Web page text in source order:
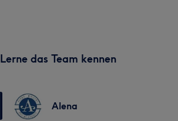
Lerne das Team kennen
Alena